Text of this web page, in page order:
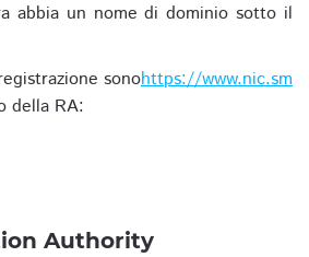
abbia un nome di dominio sotto il
sono
della RA:
https://www.nic.sm
Authority